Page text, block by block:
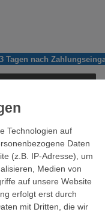
Tagen nach
Technologien auf
Daten
(z.B. IP-Adresse), um
Medien von
auf unsere Website
erfolgt erst durch
mit Dritten, die wir